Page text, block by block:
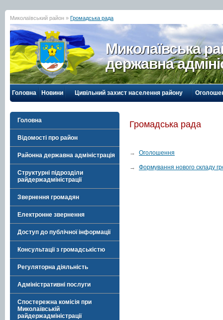
Миколаївський район » Громадська рада
Миколаївська
державна
Головна Новини Цивільний захист населення району
Головна
Відомості про район
Районна державна адміністрація
Структурні підрозділи
райдержадміністрації
Звернення громадян
Електронне звернення
Доступ до публічної інформації
Консультації з громадськістю
Регуляторна діяльність
Адміністративні послуги
Спостережна комісія при
Миколаївській
райдержадміністрації
Громадська рада
→ Оголошення
→ Формування нового складу